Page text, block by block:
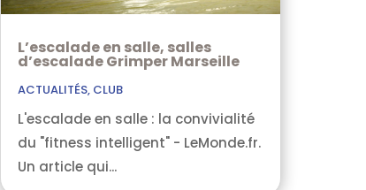
L’escalade en salle, salles
d’escalade Grimper Marseille
ACTUALITÉS, CLUB
L'escalade en salle : la convivialité
du "fitness intelligent" - LeMonde.fr.
Un article qui...